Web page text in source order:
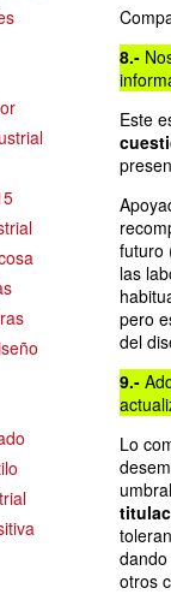
8.-
Este
futuro
las
pero
del
9.-
Lo
otros